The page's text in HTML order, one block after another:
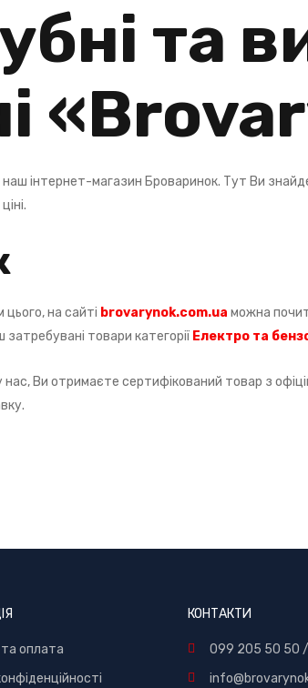
та
«
наш інтернет-магазин Броваринок. Тут Ви
цього, на сайті brovarynok.com.ua можна
товари категорії Електро та
Ви отримаєте сертифікований товар з
оплата
КОНТАКТИ
099 205 50 50 /